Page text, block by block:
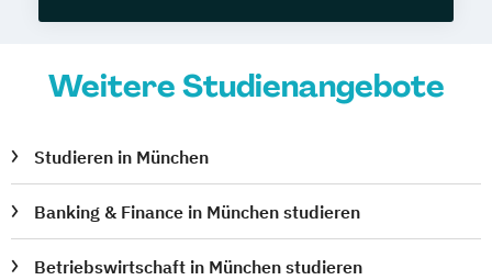
Weitere Studienangebote
Studieren in München
Banking & Finance in München studieren
Betriebswirtschaft in München studieren